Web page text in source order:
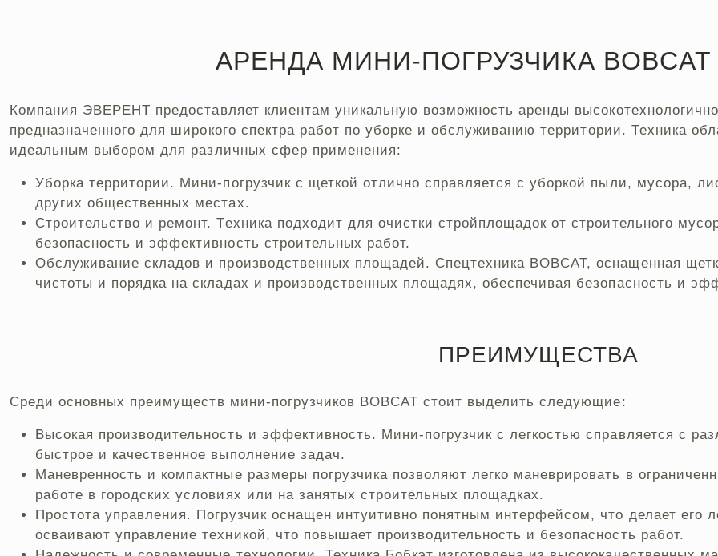
АРЕНДА МИНИ-ПОГРУЗЧИКА
Компания ЭВЕРЕНТ предоставляет клиентам уникальную возможность аренды
предназначенного для широкого спектра работ по уборке и обслуживанию территории. Техника
идеальным выбором для различных сфер применения:
Уборка территории. Мини-погрузчик с щеткой отлично справляется с уборкой пыли, мусора,
других общественных местах.
Строительство и ремонт. Техника подходит для очистки стройплощадок от строительного
безопасность и эффективность строительных работ.
Обслуживание складов и производственных площадей. Спецтехника BOBCAT, оснащенная
чистоты и порядка на складах и производственных площадях, обеспечивая безопасность и
ПРЕИМУЩЕСТВА
Среди основных преимуществ мини-погрузчиков BOBCAT стоит выделить следующие:
Высокая производительность и эффективность. Мини-погрузчик с легкостью справляется с
быстрое и качественное выполнение задач.
Маневренность и компактные размеры погрузчика позволяют легко маневрировать в
работе в городских условиях или на занятых строительных площадках.
Простота управления. Погрузчик оснащен интуитивно понятным интерфейсом, что делает его
осваивают управление техникой, что повышает производительность и безопасность работ.